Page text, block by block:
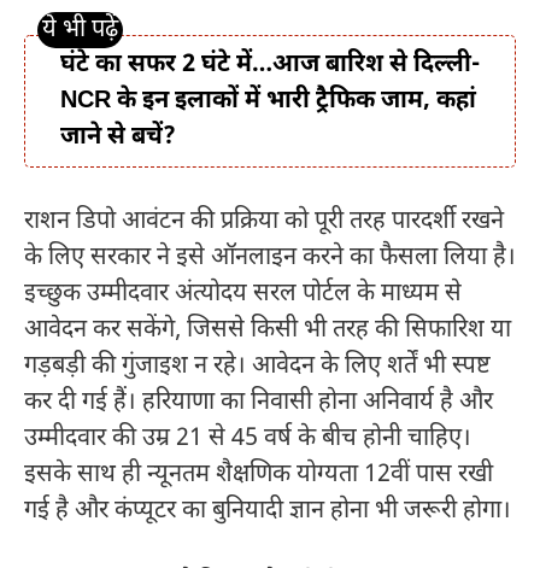
घंटे का सफर 2 घंटे में…आज बारिश से दिल्ली-
NCR के इन इलाकों में भारी ट्रैफिक जाम, कहां
जाने से बचें?
राशन डिपो आवंटन की प्रक्रिया को पूरी तरह पारदर्शी रखने
के लिए सरकार ने इसे ऑनलाइन करने का फैसला लिया है।
इच्छुक उम्मीदवार अंत्योदय सरल पोर्टल के माध्यम से
आवेदन कर सकेंगे, जिससे किसी भी तरह की सिफारिश या
गड़बड़ी की गुंजाइश न रहे। आवेदन के लिए शर्तें भी स्पष्ट
कर दी गई हैं। हरियाणा का निवासी होना अनिवार्य है और
उम्मीदवार की उम्र 21 से 45 वर्ष के बीच होनी चाहिए।
इसके साथ ही न्यूनतम शैक्षणिक योग्यता 12वीं पास रखी
गई है और कंप्यूटर का बुनियादी ज्ञान होना भी जरूरी होगा।